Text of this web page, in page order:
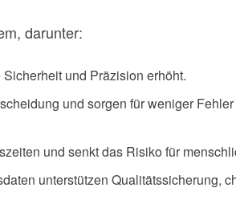
darunter:
und Präzision erhöht.
und sorgen für weniger
und senkt das Risiko für
unterstützen Qualitätssicherung,